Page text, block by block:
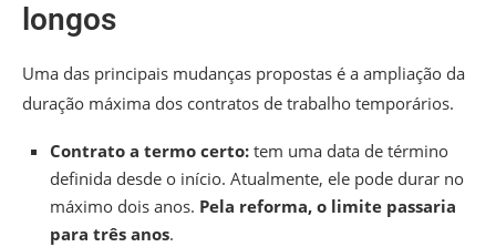
longos
Uma das principais mudanças propostas é a ampliação da
duração máxima dos contratos de trabalho temporários.
Contrato a termo certo: tem uma data de término
definida desde o início. Atualmente, ele pode durar no
máximo dois anos. Pela reforma, o limite passaria
para três anos.